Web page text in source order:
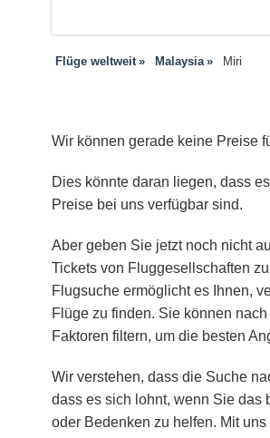
Flüge weltweit Malaysia Miri
Wir können gerade keine Preise
Dies könnte daran liegen, dass
Preise bei uns verfügbar sind.
Aber geben Sie jetzt noch nicht
Tickets von Fluggesellschaften
Flugsuche ermöglicht es Ihnen,
Flüge zu finden. Sie können
Faktoren filtern, um die besten
Wir verstehen, dass die Suche
dass es sich lohnt, wenn Sie das
oder Bedenken zu helfen. Mit